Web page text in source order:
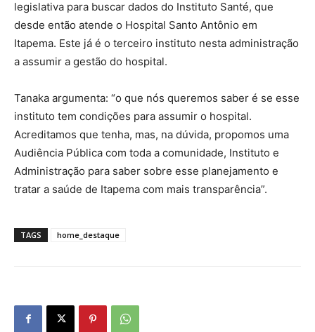
legislativa para buscar dados do Instituto Santé, que
desde então atende o Hospital Santo Antônio em
Itapema. Este já é o terceiro instituto nesta administração
a assumir a gestão do hospital.
Tanaka argumenta: “o que nós queremos saber é se esse
instituto tem condições para assumir o hospital.
Acreditamos que tenha, mas, na dúvida, propomos uma
Audiência Pública com toda a comunidade, Instituto e
Administração para saber sobre esse planejamento e
tratar a saúde de Itapema com mais transparência”.
TAGS home_destaque